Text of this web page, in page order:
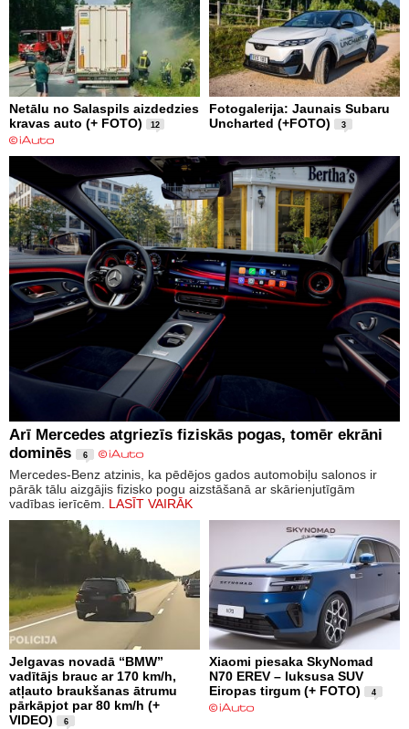
Netālu no Salaspils aizdedzies
kravas auto (+ FOTO)
12
Fotogalerija: Jaunais Subaru
Uncharted (+FOTO)
3
Arī Mercedes atgriezīs fiziskās pogas, tomēr ekrāni
dominēs
6
Mercedes-Benz atzinis, ka pēdējos gados automobiļu salonos ir
pārāk tālu aizgājis fizisko pogu aizstāšanā ar skārienjutīgām
vadības ierīcēm. LASĪT VAIRĀK
Jelgavas novadā “BMW”
vadītājs brauc ar 170 km/h,
atļauto braukšanas ātrumu
pārkāpjot par 80 km/h (+
VIDEO)
6
Xiaomi piesaka SkyNomad
N70 EREV – luksusa SUV
Eiropas tirgum (+ FOTO)
4